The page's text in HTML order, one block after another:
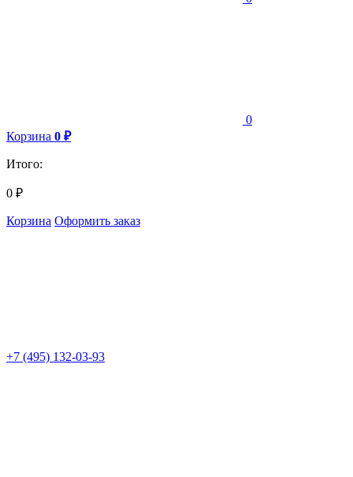
0
Корзина 0 ₽
Итого:
0 ₽
Корзина Оформить заказ
+7 (495) 132-03-93